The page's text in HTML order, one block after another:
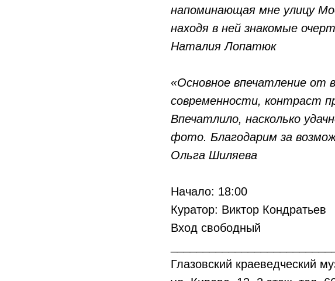
напоминающая мне улицу
находя в ней знакомые
Наталия Лопатюк
«Основное впечатление
современности, контраст
Впечатлило, насколько
фото. Благодарим за
Ольга Шиляева
Начало: 18:00
Куратор: Виктор Кондратьев
Вход свободный
Глазовский краеведческий